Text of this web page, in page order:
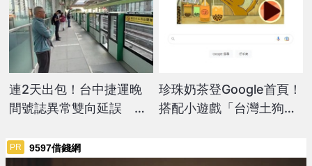
連2天出包！台中捷運晚
間號誌異常雙向延誤
珍珠奶茶登Google首頁！
搭配小遊戲「台灣土狗」
PR 9597借錢網